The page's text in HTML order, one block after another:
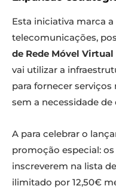
Esta iniciativa marca a
telecomunicações,
de Rede Móvel Virtual
vai utilizar a
para fornecer
sem a necessidade
A para celebrar o
promoção especial:
inscreverem na lista
ilimitado por 12,50€